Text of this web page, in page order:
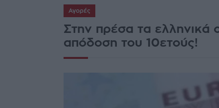
Αγορές
Στην πρέσα τα
απόδοση του 10ετούς!